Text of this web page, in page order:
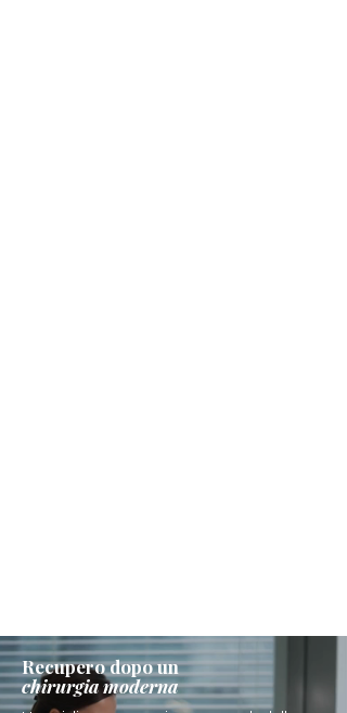
Recupero dopo un
chirurgia moderna